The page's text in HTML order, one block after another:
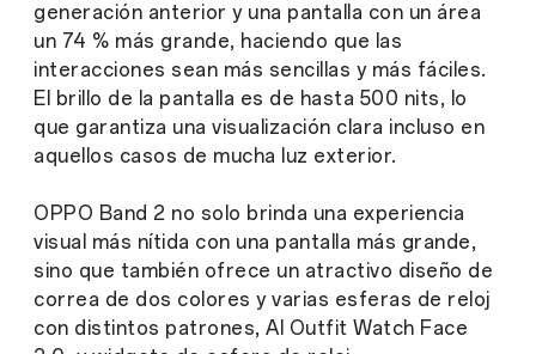
generación anterior y una pantalla con un área
un 74 % más grande, haciendo que las
interacciones sean más sencillas y más fáciles.
El brillo de la pantalla es de hasta 500 nits, lo
que garantiza una visualización clara incluso en
aquellos casos de mucha luz exterior.
OPPO Band 2 no solo brinda una experiencia
visual más nítida con una pantalla más grande,
sino que también ofrece un atractivo diseño de
correa de dos colores y varias esferas de reloj
con distintos patrones, AI Outfit Watch Face